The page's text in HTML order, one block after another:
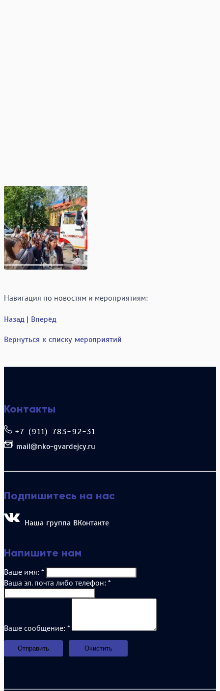
Навигация по новостям и мероприятиям:
Назад | Вперёд
Вернуться к списку мероприятий
Контакты
+7 (911) 783-92-31
mail@nko-gvardejcy.ru
Подпишитесь на нас
Наша группа ВКонтакте
Напишите нам
Ваше имя: *
Ваша эл. почта либо телефон: *
Ваше сообщение: *
Отправить Очистить